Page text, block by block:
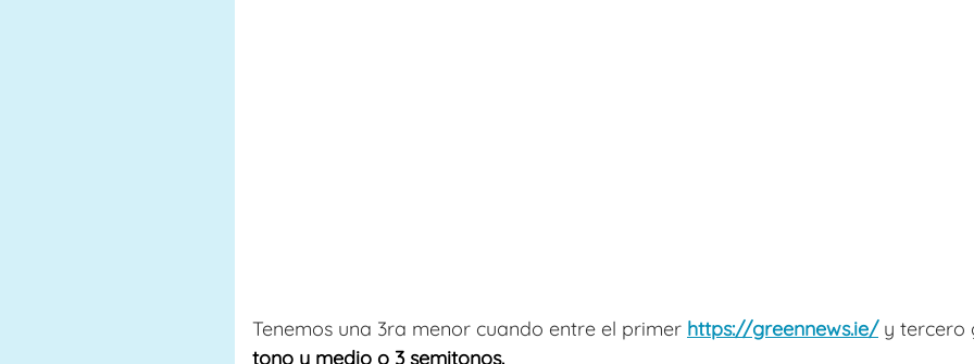
Tenemos una 3ra menor cuando entre el primer https://greennews.ie/y tercero
tono y medio o 3 semitonos.